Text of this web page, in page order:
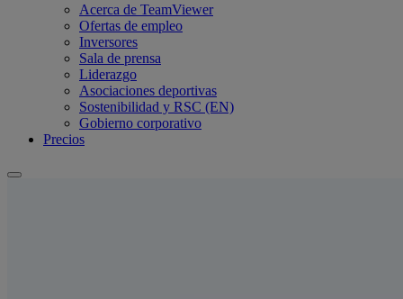
Acerca de TeamViewer
Ofertas de empleo
Inversores
Sala de prensa
Liderazgo
Asociaciones deportivas
Sostenibilidad y RSC (EN)
Gobierno corporativo
Precios